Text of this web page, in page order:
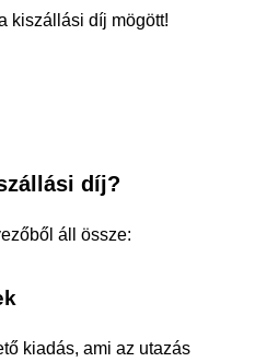
kiszállási díj mögött!
díj?
áll össze:
kiadás, ami az utazás